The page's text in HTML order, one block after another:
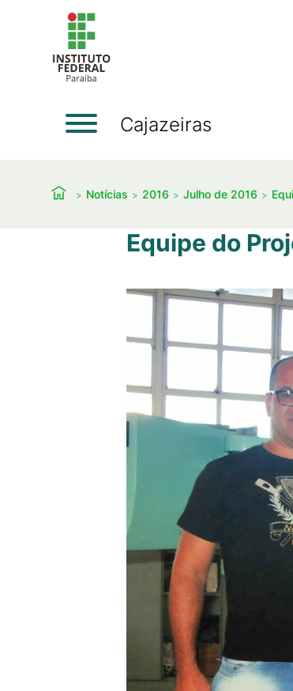
Cajazeiras
Notícias 2016 Julho de 2016
Equipe do